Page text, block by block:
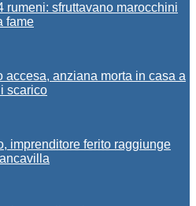
rumeni: sfruttavano marocchini
fame
accesa, anziana morta in casa a
scarico
imprenditore ferito raggiunge